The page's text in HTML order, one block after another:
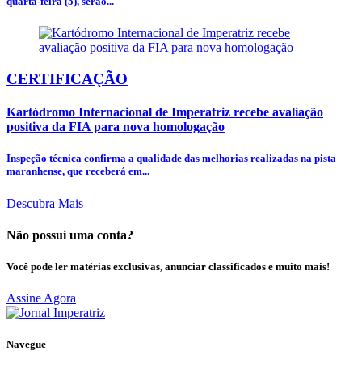
CERTIFICAÇÃO
Kartódromo Internacional de Imperatriz recebe avaliação
positiva da FIA para nova homologação
Inspeção técnica confirma a qualidade das melhorias realizadas na pista
maranhense, que receberá em...
Descubra Mais
Não possui uma conta?
Você pode ler matérias exclusivas, anunciar classificados e muito mais!
Assine Agora
Navegue